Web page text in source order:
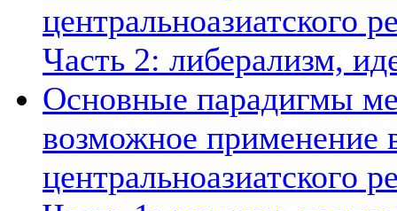
центральноазиатского
Часть 2: либерализм,
Основные парадигмы
возможное применение
центральноазиатского